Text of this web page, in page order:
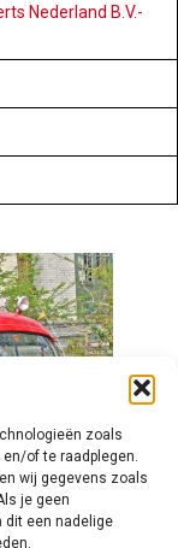
zoals
of te raadplegen.
wij gegevens zoals
je geen
dit een nadelige
Nederland B.V.-